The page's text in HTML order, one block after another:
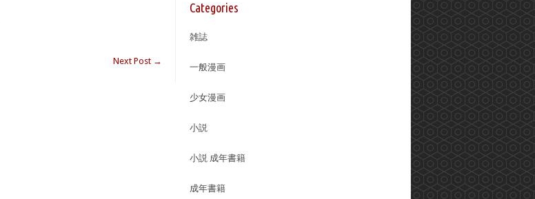
Next Post →
Categories
雑誌
一般漫画
少女漫画
小説
小説 成年書籍
成年書籍